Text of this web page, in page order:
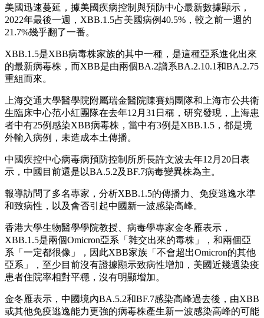
美國迅速蔓延，據美國疾病控制與預防中心最新數據顯示，
2022年最後一週，XBB.1.5占美國病例40.5%，較之前一週的
21.7%幾乎翻了一番。
XBB.1.5是XBB病毒株家族的其中一種，是這種亞系進化出來
的最新病毒株，而XBB是由兩個BA.2譜系BA.2.10.1和BA.2.75
重組而來。
上海交通大學醫學院附屬瑞金醫院陳賽娟團隊和上海市公共衛
生臨床中心范小紅團隊在去年12月31日稱，研究發現，上海患
者中有25例感染XBB病毒株，當中有3例是XBB.1.5，都是境
外輸入病例，未造成本土傳播。
中國疾控中心病毒病預防控制所所長許文波去年12月20日表
示，中國目前還是以BA.5.2及BF.7病毒變異株為主。
報導訪問了多名專家，分析XBB.1.5的傳播力、免疫逃逸水準
和致病性，以及會否引起中國新一波感染高峰。
香港大學生物醫學學院教授、病毒學專家金冬雁表示，
XBB.1.5是兩個Omicron亞系「雜交出來的毒株」，和兩個亞
系「一定都很像」，因此XBB家族「不會超出Omicron的其他
亞系」，至少目前沒有證據顯示致病性增加，美國近幾週染疫
患者住院率相對平穩，沒有明顯增加。
金冬雁表示，中國境內BA.5.2和BF.7感染高峰過去後，由XBB
或其他免疫逃逸能力更強的病毒株產生新一波感染高峰的可能